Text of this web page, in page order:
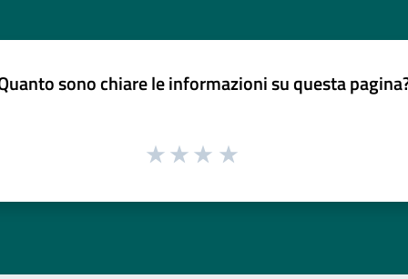
sono chiare le informazioni su questa